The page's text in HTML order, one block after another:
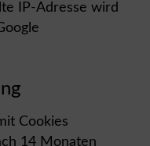
IP-Adresse wird
Cookies
14 Monaten